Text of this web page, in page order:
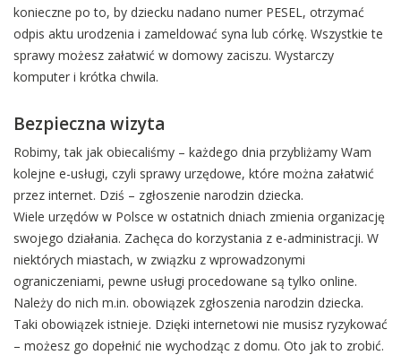
konieczne po to, by dziecku nadano numer PESEL, otrzymać
odpis aktu urodzenia i zameldować syna lub córkę. Wszystkie te
sprawy możesz załatwić w domowy zaciszu. Wystarczy
komputer i krótka chwila.
Bezpieczna wizyta
Robimy, tak jak obiecaliśmy – każdego dnia przybliżamy Wam
kolejne e-usługi, czyli sprawy urzędowe, które można załatwić
przez internet. Dziś – zgłoszenie narodzin dziecka.
Wiele urzędów w Polsce w ostatnich dniach zmienia organizację
swojego działania. Zachęca do korzystania z e-administracji. W
niektórych miastach, w związku z wprowadzonymi
ograniczeniami, pewne usługi procedowane są tylko online.
Należy do nich m.in. obowiązek zgłoszenia narodzin dziecka.
Taki obowiązek istnieje. Dzięki internetowi nie musisz ryzykować
– możesz go dopełnić nie wychodząc z domu. Oto jak to zrobić.